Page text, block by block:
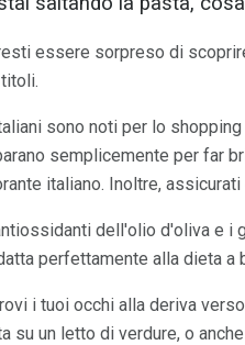
essere sorpreso di
sono noti per lo
semplicemente per far
italiano. Inoltre,
dell'olio d'oliva e i
perfettamente alla dieta a
i tuoi occhi alla deriva
su un letto di verdure, o